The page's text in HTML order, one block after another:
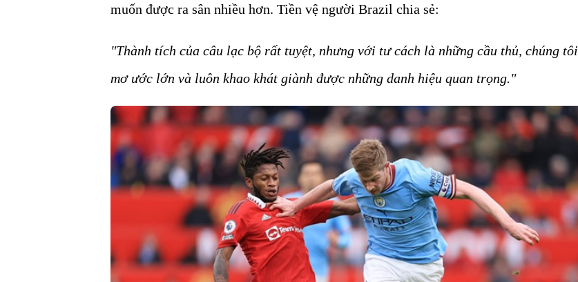
muốn được ra sân nhiều hơn. Tiền vệ người Brazil chia sẻ:
"Thành tích của câu lạc bộ rất tuyệt, nhưng với tư cách là những cầu thủ, chúng tôi
mơ ước lớn và luôn khao khát giành được những danh hiệu quan trọng."